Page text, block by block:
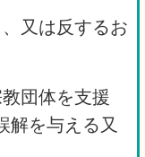
又は反するお
団体を支援
解を与える又